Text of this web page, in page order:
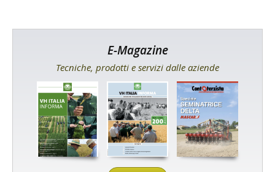
E-Magazine
Tecniche, prodotti e servizi dalle aziende